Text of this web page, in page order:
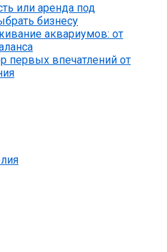
или аренда под
бизнесу
аквариумов: от
первых впечатлений от